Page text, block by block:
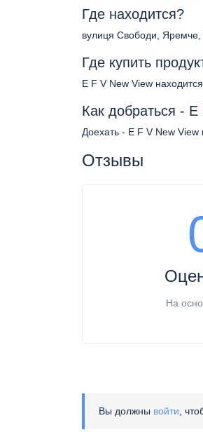
Где находится?
вулиця Свободи, Яремче,
Где купить
E F V New View
Как добраться -
Доехать - E F V New
Отзывы
На
Вы должны войти ,